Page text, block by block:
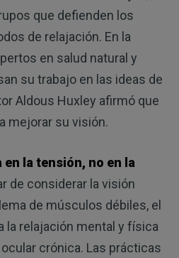
que defienden los
de relajación. En la
en salud natural y
su trabajo en las ideas de
Aldous Huxley afirmó que
mejorar su visión.
en la tensión, no en la
de considerar la visión
de músculos débiles, el
la relajación mental y física
crónica. Las prácticas